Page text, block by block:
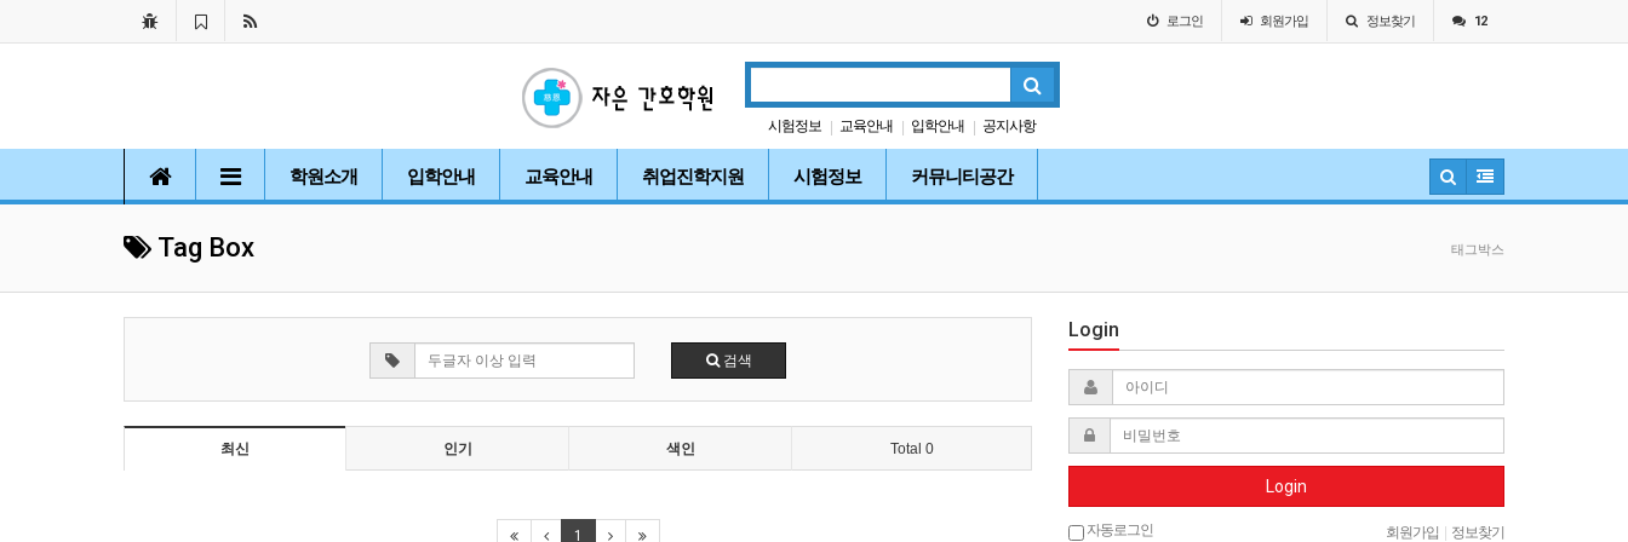
로그인 회원가입 정보찾기 12
시험정보 | 교육안내 | 입학안내 | 공지사항
| 자유게시판
학원소개 입학안내 교육안내 취업진학지원 시험정보 커뮤니티공간
Tag Box 태그박스
검색
최신 인기 색인 Total 0
1
Login
Login
자동로그인 회원가입 정보찾기